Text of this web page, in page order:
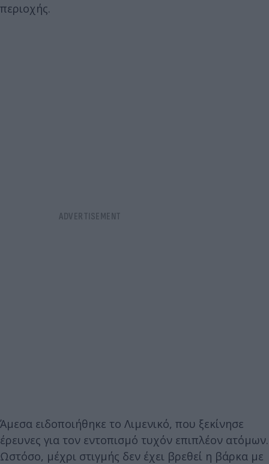
περιοχής.
Άμεσα ειδοποιήθηκε το Λιμενικό, που ξεκίνησε
έρευνες για τον εντοπισμό τυχόν επιπλέον ατόμων.
Ωστόσο, μέχρι στιγμής δεν έχει βρεθεί η βάρκα με